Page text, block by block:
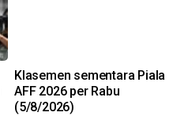
Klasemen sementara Piala
AFF 2026 per Rabu
(5/8/2026)